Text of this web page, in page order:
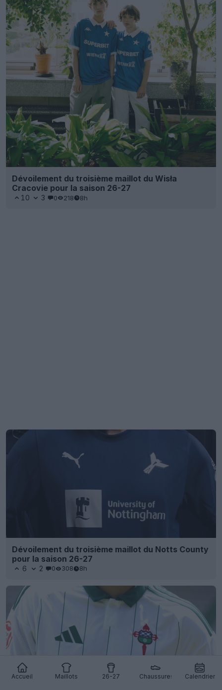
Accueil Maillots 26-27 Chaussures Calendrier
Dévoilement du troisième maillot du Wisła
Cracovie pour la saison 26-27
10 3 0 218 8h
Dévoilement du troisième maillot du Notts County
pour la saison 26-27
6 2 0 308 8h